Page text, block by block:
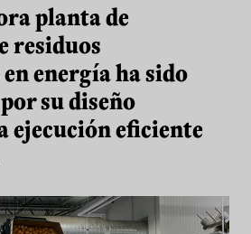
planta de
residuos
energía ha sido
su diseño
ejecución eficiente